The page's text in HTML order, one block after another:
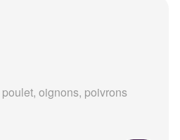
oignons, poivrons